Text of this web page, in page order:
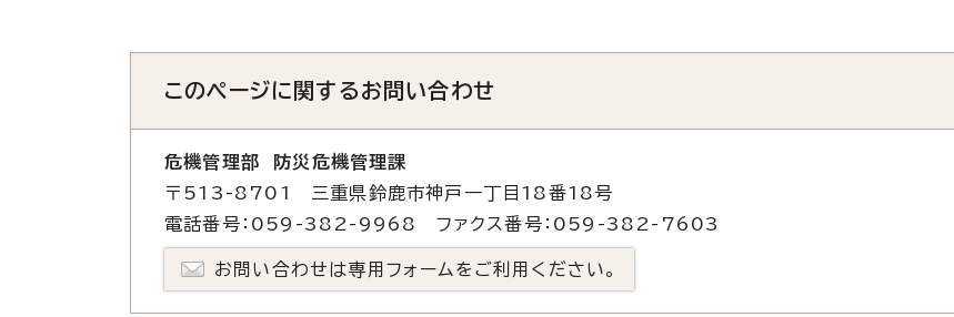
このページに関するお問い合わせ
危機管理部 防災危機管理課
〒513-8701 三重県鈴鹿市神戸一丁目18番18号
電話番号：059-382-9968 ファクス番号：059-382-7603
お問い合わせは専用フォームをご利用ください。